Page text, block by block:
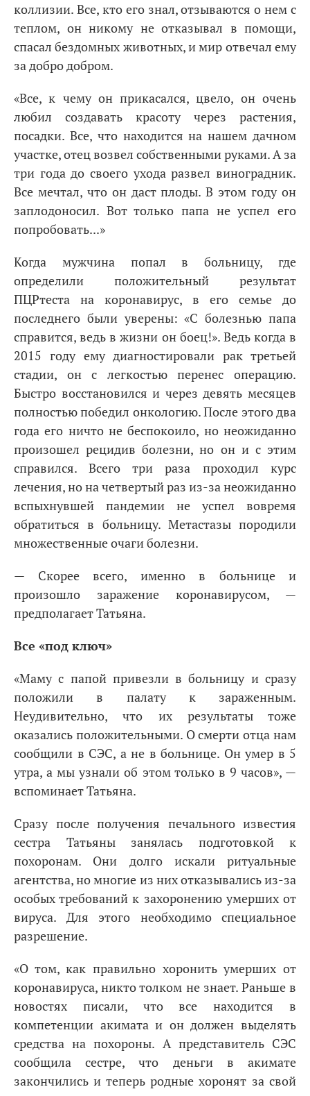
коллизии. Все, кто его знал, отзываются о нем с
теплом, он никому не отказывал в помощи,
спасал бездомных животных, и мир отвечал ему
за добро добром.
«Все, к чему он прикасался, цвело, он очень
любил создавать красоту через растения,
посадки. Все, что находится на нашем дачном
участке, отец возвел собственными руками. А за
три года до своего ухода развел виноградник.
Все мечтал, что он даст плоды. В этом году он
заплодоносил. Вот только папа не успел его
попробовать...»
Когда мужчина попал в больницу, где
определили положительный результат
ПЦРтеста на коронавирус, в его семье до
последнего были уверены: «С болезнью папа
справится, ведь в жизни он боец!». Ведь когда в
2015 году ему диагностировали рак третьей
стадии, он с легкостью перенес операцию.
Быстро восстановился и через девять месяцев
полностью победил онкологию. После этого два
года его ничто не беспокоило, но неожиданно
произошел рецидив болезни, но он и с этим
справился. Всего три раза проходил курс
лечения, но на четвертый раз из-за неожиданно
вспыхнувшей пандемии не успел вовремя
обратиться в больницу. Метастазы породили
множественные очаги болезни.
— Скорее всего, именно в больнице и
произошло заражение коронавирусом, —
предполагает Татьяна.
Все «под ключ»
«Маму с папой привезли в больницу и сразу
положили в палату к зараженным.
Неудивительно, что их результаты тоже
оказались положительными. О смерти отца нам
сообщили в СЭС, а не в больнице. Он умер в 5
утра, а мы узнали об этом только в 9 часов», —
вспоминает Татьяна.
Сразу после получения печального известия
сестра Татьяны занялась подготовкой к
похоронам. Они долго искали ритуальные
агентства, но многие из них отказывались из-за
особых требований к захоронению умерших от
вируса. Для этого необходимо специальное
разрешение.
«О том, как правильно хоронить умерших от
коронавируса, никто толком не знает. Раньше в
новостях писали, что все находится в
компетенции акимата и он должен выделять
средства на похороны. А представитель СЭС
сообщила сестре, что деньги в акимате
закончились и теперь родные хоронят за свой